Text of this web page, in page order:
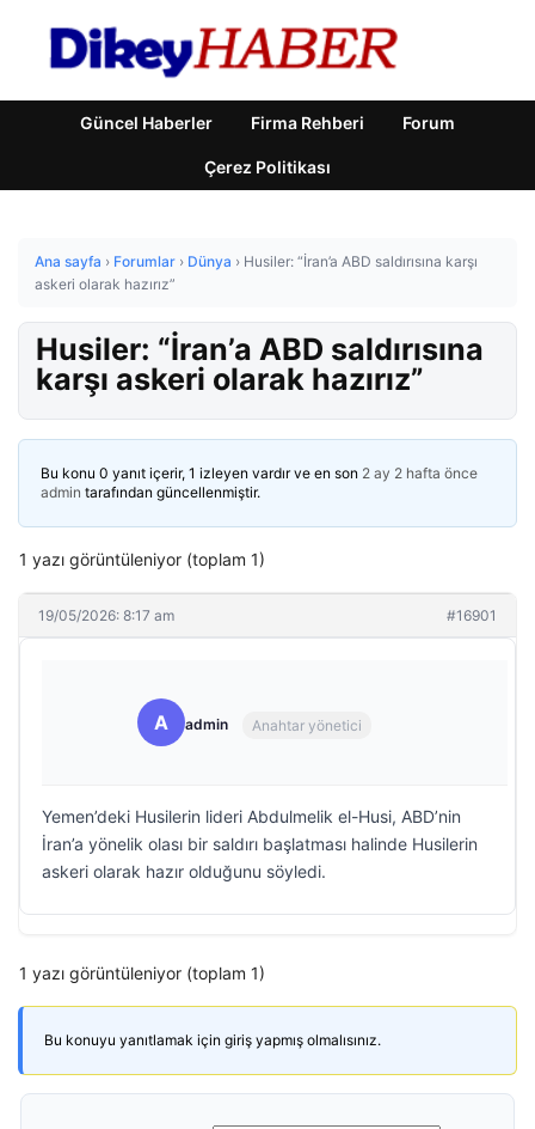
Güncel Haberler Firma Rehberi Forum
Çerez Politikası
Ana sayfa › Forumlar › Dünya › Husiler: “İran’a ABD saldırısına karşı
askeri olarak hazırız”
Husiler: “İran’a ABD saldırısına
karşı askeri olarak hazırız”
Bu konu 0 yanıt içerir, 1 izleyen vardır ve en son 2 ay 2 hafta önce
admin tarafından güncellenmiştir.
1 yazı görüntüleniyor (toplam 1)
19/05/2026: 8:17 am #16901
A admin Anahtar yönetici
Yemen’deki Husilerin lideri Abdulmelik el-Husi, ABD’nin
İran’a yönelik olası bir saldırı başlatması halinde Husilerin
askeri olarak hazır olduğunu söyledi.
1 yazı görüntüleniyor (toplam 1)
Bu konuyu yanıtlamak için giriş yapmış olmalısınız.